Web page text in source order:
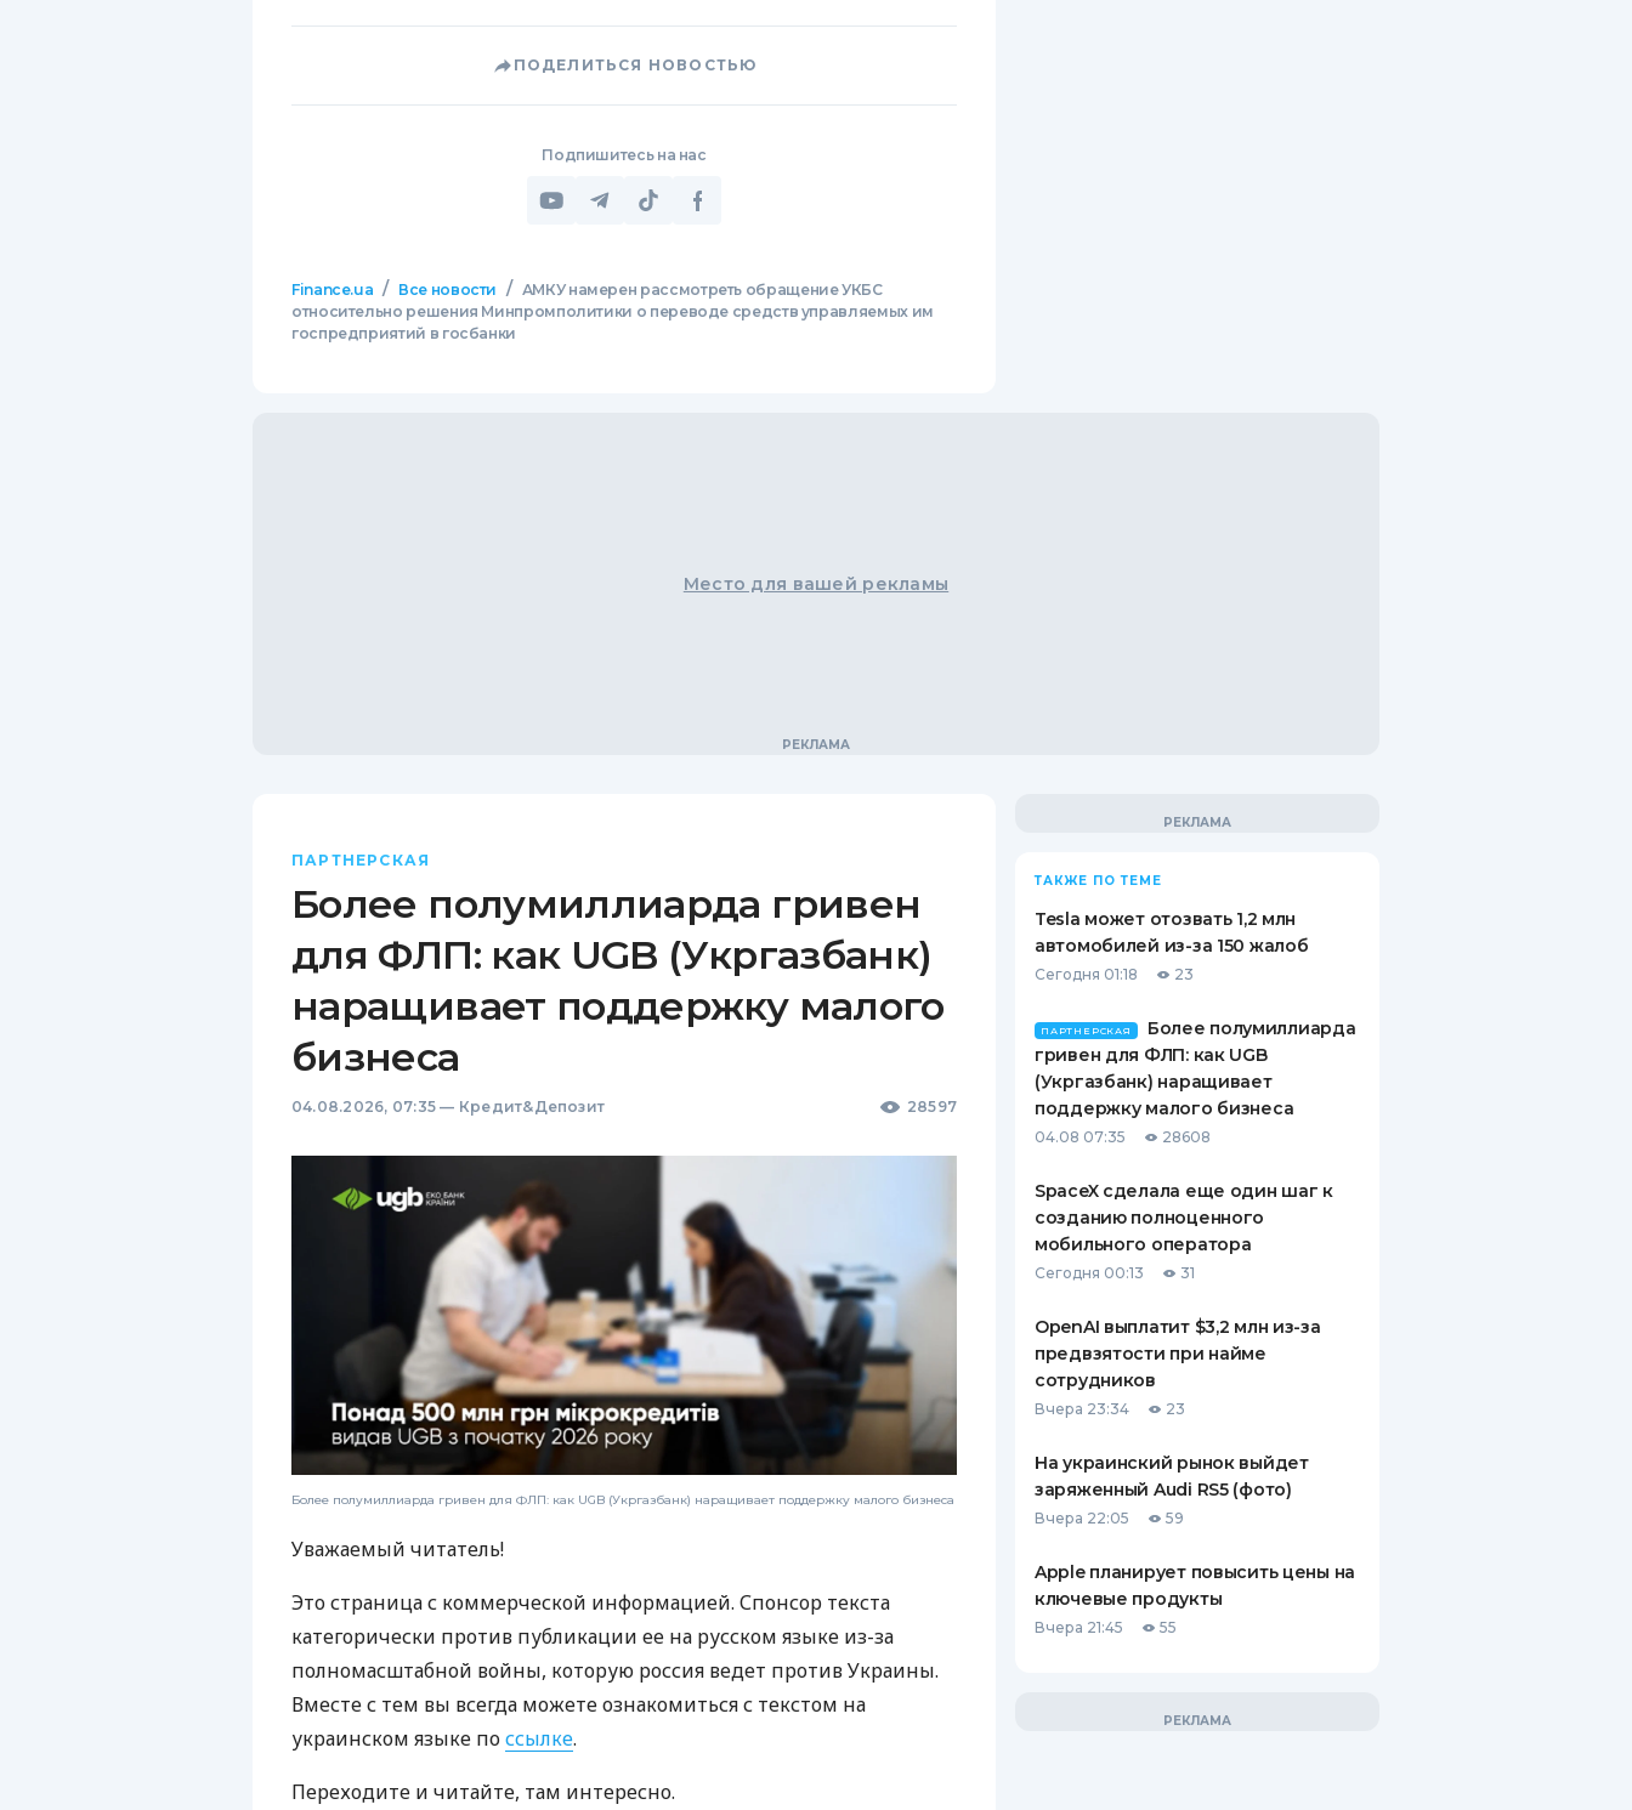
ПОДЕЛИТЬСЯ НОВОСТЬЮ
Подпишитесь на нас
Finance.ua / Все новости / АМКУ намерен рассмотреть обращение УКБС
относительно решения Минпромполитики о переводе средств управляемых им
госпредприятий в госбанки
Место для вашей рекламы
ПАРТНЕРСКАЯ
Более полумиллиарда гривен
для ФЛП: как UGB (Укргазбанк)
наращивает поддержку малого
бизнеса
04.08.2026, 07:35 — Кредит&Депозит 28597
Более полумиллиарда гривен для ФЛП: как UGB (Укргазбанк) наращивает поддержку малого бизнеса
Уважаемый читатель!
Это страница с коммерческой информацией. Спонсор текста
категорически против публикации ее на русском языке из-за
полномасштабной войны, которую россия ведет против Украины.
Вместе с тем вы всегда можете ознакомиться с текстом на
украинском языке поссылке.
Переходите и читайте, там интересно.
ТАКЖЕ ПО ТЕМЕ
Tesla может отозвать 1,2 млн
автомобилей из-за 150 жалоб
Сегодня 01:18 23
ПАРТНЕРСКАЯ
Более полумиллиарда
гривен для ФЛП: как UGB
(Укргазбанк) наращивает
поддержку малого бизнеса
04.08 07:35 28608
SpaceX сделала еще один шаг к
созданию полноценного
мобильного оператора
Сегодня 00:13 31
OpenAI выплатит $3,2 млн из-за
предвзятости при найме
сотрудников
Вчера 23:34 23
На украинский рынок выйдет
заряженный Audi RS5 (фото)
Вчера 22:05 59
Apple планирует повысить цены на
ключевые продукты
Вчера 21:45 55